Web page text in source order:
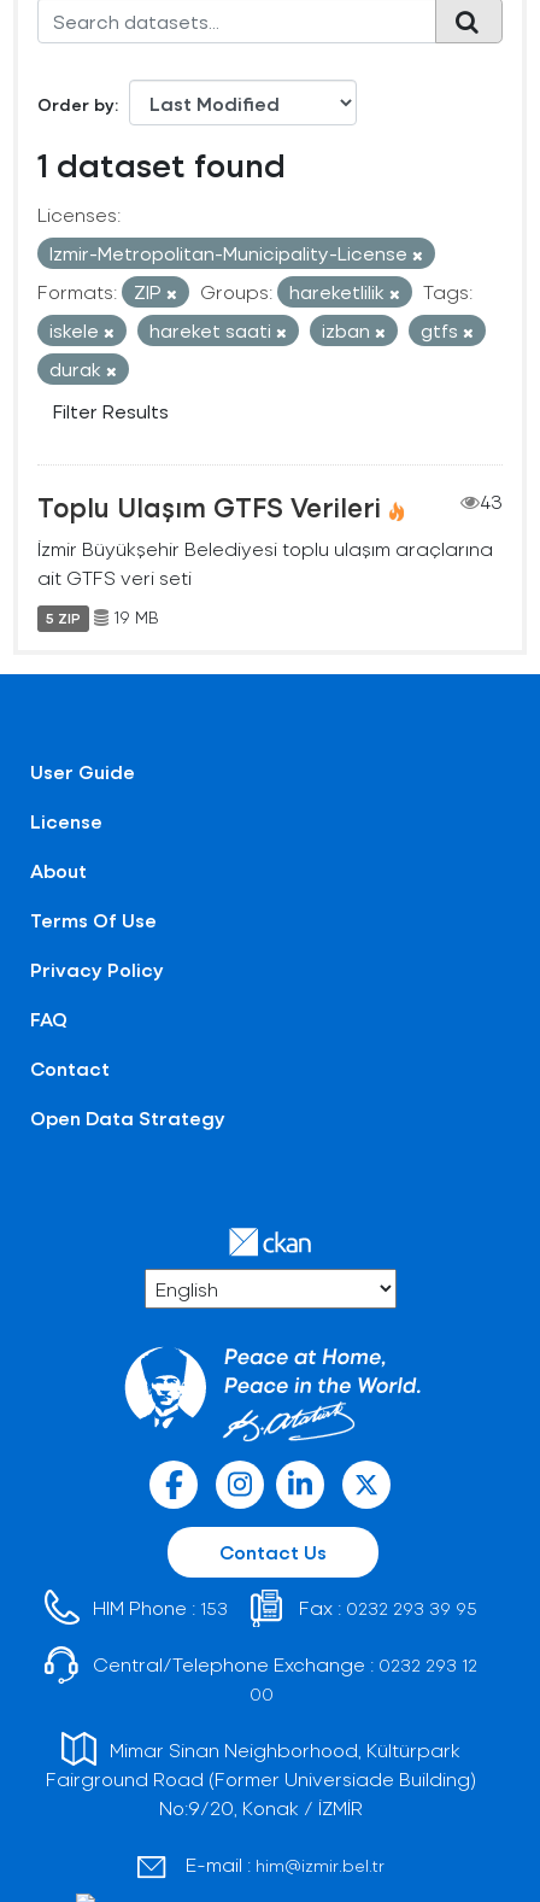
Order by
1 dataset found
Licenses:
Izmir-Metropolitan-Municipality-License
Formats:
ZIP Groups: hareketlilik
Tags:
iskele
hareket saati izban
gtfs
durak
Filter Results
Toplu Ulaşım GTFS Verileri
43
İzmir Büyükşehir Belediyesi toplu ulaşım araçlarına
ait GTFS veri seti
5 ZIP 19 MB
User Guide
License
About
Terms Of Use
Privacy Policy
FAQ
Contact
Open Data Strategy
Contact Us
HIM Phone : 153 Fax : 0232 293 39 95
Central/Telephone Exchange : 0232 293 12
00
Mimar Sinan Neighborhood, Kültürpark
Fairground Road (Former Universiade Building)
No:9/20, Konak / İZMİR
E-mail : him@izmir.bel.tr